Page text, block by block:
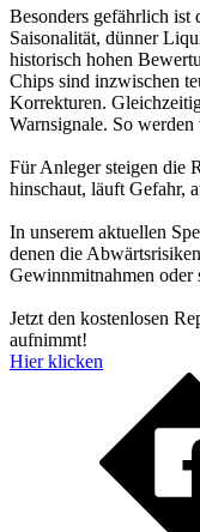
Besonders gefährlich ist
Saisonalität, dünner
historisch hohen
Chips sind inzwischen
Korrekturen.
Warnsignale. So
Für Anleger steigen die
hinschaut, läuft Gefahr,
In unserem aktuellen
denen die
Gewinnmitnahmen oder
Jetzt den kostenlosen
aufnimmt!
Hier klicken